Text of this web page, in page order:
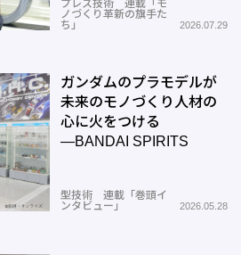
プレス技術 連載「モ
ノづくり革新の旗手た
ち」
2026.07.29
ガンダムのプラモデルが
未来のモノづくり人材の
心に火をつける
―BANDAI SPIRITS
型技術 連載「巻頭イ
ンタビュー」
2026.05.28